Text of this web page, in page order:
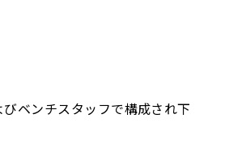
ベンチスタッフで構成され下